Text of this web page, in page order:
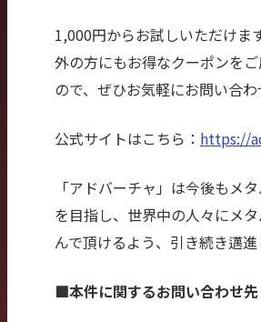
1,000円からお試しいただけま
外の方にもお得なクーポンを
ので、ぜひお気軽にお問い合わ
公式サイトはこちら： https://
「アドバーチャ」は今後もメ
を目指し、世界中の人々にメ
んで頂けるよう、引き続き邁進
■本件に関するお問い合わせ先